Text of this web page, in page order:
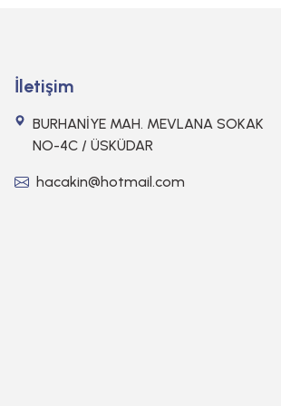
İletişim
BURHANİYE MAH. MEVLANA SOKAK
NO-4C / ÜSKÜDAR
hacakin@hotmail.com